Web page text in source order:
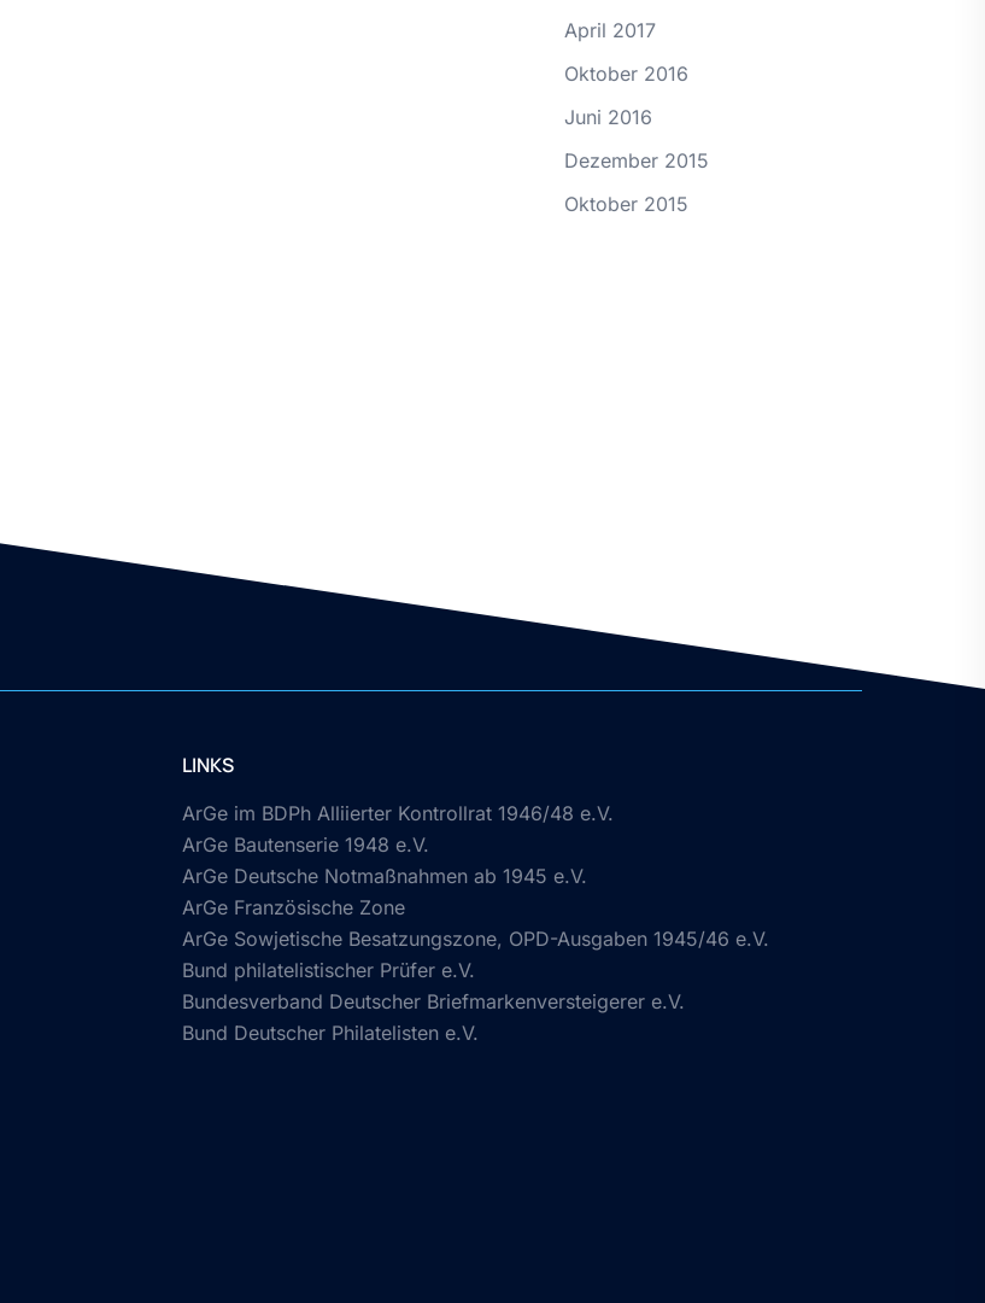
April 2017
Oktober 2016
Juni 2016
Dezember 2015
Oktober 2015
LINKS
ArGe im BDPh Alliierter Kontrollrat 1946/48 e.V.
ArGe Bautenserie 1948 e.V.
ArGe Deutsche Notmaßnahmen ab 1945 e.V.
ArGe Französische Zone
ArGe Sowjetische Besatzungszone, OPD-Ausgaben 1945/46 e.V.
Bund philatelistischer Prüfer e.V.
Bundesverband Deutscher Briefmarkenversteigerer e.V.
Bund Deutscher Philatelisten e.V.